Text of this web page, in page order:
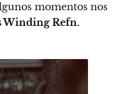
momentos nos
Winding Refn.